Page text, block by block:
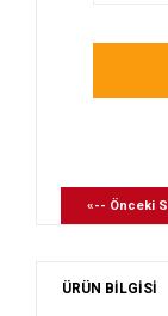
«-- Önceki
ÜRÜN BİLGİSİ